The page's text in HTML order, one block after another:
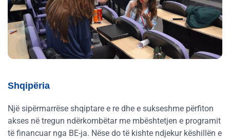
Shqipëria
Një sipërmarrëse shqiptare e re dhe e sukseshme përfiton
akses në tregun ndërkombëtar me mbështetjen e programit
të financuar nga BE-ja. Nëse do të kishte ndjekur këshillën e